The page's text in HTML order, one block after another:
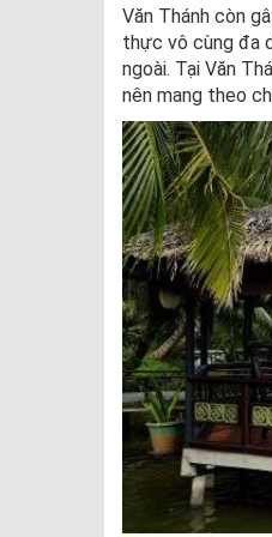
Văn Thánh còn
thực vô cùng đa
ngoài. Tại Văn
nên mang theo